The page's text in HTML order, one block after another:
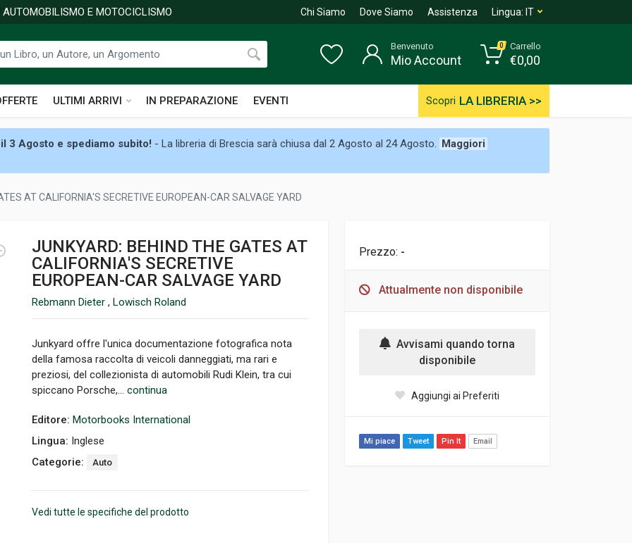
E MOTOCICLISMO Chi Siamo Dove Siamo Assistenza Lingua: IT
ULTIMI ARRIVI IN PREPARAZIONE EVENTI Scopri LA LIBRERIA >>
Benvenuto
Mio Account
0 Carrello
€0,00
3 Agosto e spediamo subito! - La libreria di Brescia sarà chiusa dal 2 Agosto al 24 Agosto. Maggiori
AT CALIFORNIA'S SECRETIVE EUROPEAN-CAR SALVAGE YARD
JUNKYARD: BEHIND THE GATES AT
CALIFORNIA'S SECRETIVE
EUROPEAN-CAR SALVAGE YARD
Rebmann Dieter , Lowisch Roland
Junkyard offre l'unica documentazione fotografica nota
della famosa raccolta di veicoli danneggiati, ma rari e
preziosi, del collezionista di automobili Rudi Klein, tra cui
spiccano Porsche,... continua
Editore: Motorbooks International
Lingua: Inglese
Categorie:
Auto
Vedi tutte le specifiche del prodotto
Prezzo: -
Attualmente non disponibile
Avvisami quando torna
disponibile
Aggiungi ai Preferiti
Mi piace Tweet Pin It Email